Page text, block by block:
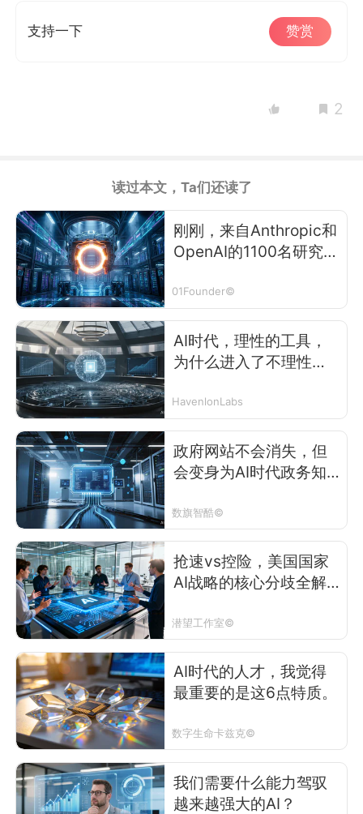
支持一下 赞赏
2
读过本文，Ta们还读了
刚刚，来自Anthropic和
OpenAI的1100名研究员
了警告。
01Founder©
AI时代，理性的工具，
为什么进入了不理性的
HavenlonLabs
政府网站不会消失，但
会变身为AI时代政务知
数旗智酷©
抢速vs控险，美国国家
AI战略的核心分歧全解
潜望工作室©
AI时代的人才，我觉得
最重要的是这6点特质。
数字生命卡兹克©
我们需要什么能力驾驭
越来越强大的AI？